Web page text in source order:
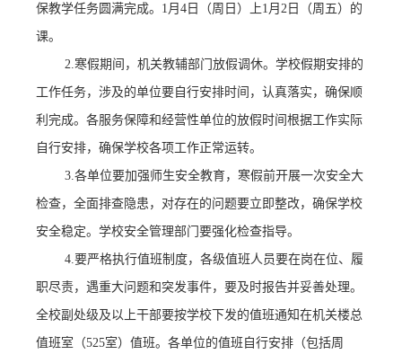
保教学任务圆满完成。1月4日（周日）上1月2 日（周 五）的
课。
2.寒假期间，机关教辅部门放假调休。学校假期安排的
工作任务，涉及的单位要自行安排时间，认真落实，确保顺
利完成。各服务保障和经营性单位的放假时间根据工作实际
自行安排，确保学校各项工作正常运转。
3.各单位要加强师生安全教育，寒假前开展一次安全大
检查，全面排查隐患，对存在的问题要立即整改，确保学校
安全稳定。学校安全管理部门要强化检查指导。
4.要严格执行值班制度，各级值班人员要在岗在位、履
职尽责，遇重大问题和突发事件，要及时报告并妥善处理。
全校副处级及以上干部要按学校下发的值班通知在机关楼总
值班室（525室）值班。各单位的值班自行安排（包括周